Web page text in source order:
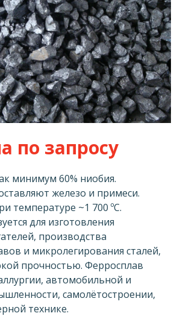
по запросу
минимум 60% ниобия.
железо и примеси.
температуре ~1 700 ºС.
для изготовления
производства
и микролегирования сталей,
прочностью. Ферросплав
автомобильной и
самолётостроении,
технике.